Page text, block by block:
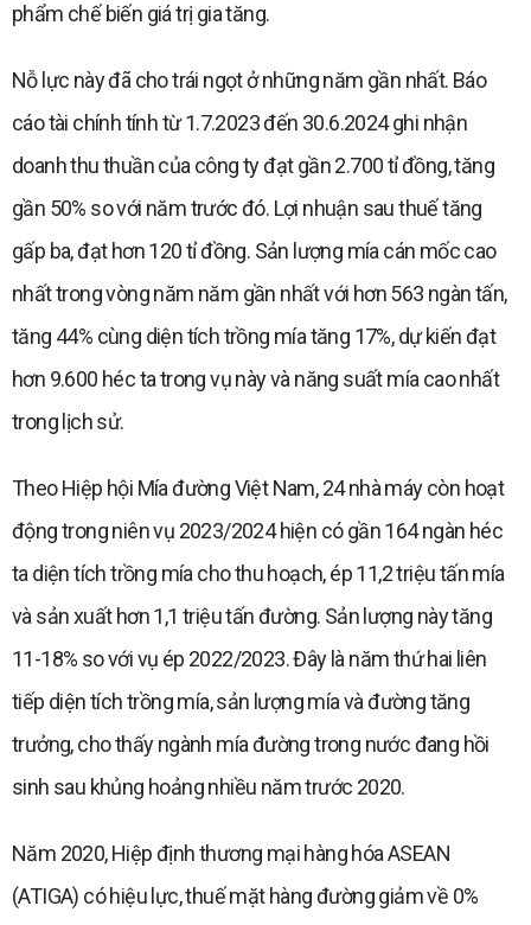
phẩm chế biến giá trị gia tăng.
Nỗ lực này đã cho trái ngọt ở những năm gần nhất. Báo
cáo tài chính tính từ 1.7.2023 đến 30.6.2024 ghi nhận
doanh thu thuần của công ty đạt gần 2.700 tỉ đồng, tăng
gần 50% so với năm trước đó. Lợi nhuận sau thuế tăng
gấp ba, đạt hơn 120 tỉ đồng. Sản lượng mía cán mốc cao
nhất trong vòng năm năm gần nhất với hơn 563 ngàn tấn,
tăng 44% cùng diện tích trồng mía tăng 17%, dự kiến đạt
hơn 9.600 héc ta trong vụ này và năng suất mía cao nhất
trong lịch sử.
Theo Hiệp hội Mía đường Việt Nam, 24 nhà máy còn hoạt
động trong niên vụ 2023/2024 hiện có gần 164 ngàn héc
ta diện tích trồng mía cho thu hoạch, ép 11,2 triệu tấn mía
và sản xuất hơn 1,1 triệu tấn đường. Sản lượng này tăng
11-18% so với vụ ép 2022/2023. Đây là năm thứ hai liên
tiếp diện tích trồng mía, sản lượng mía và đường tăng
trưởng, cho thấy ngành mía đường trong nước đang hồi
sinh sau khủng hoảng nhiều năm trước 2020.
Năm 2020, Hiệp định thương mại hàng hóa ASEAN
(ATIGA) có hiệu lực, thuế mặt hàng đường giảm về 0%